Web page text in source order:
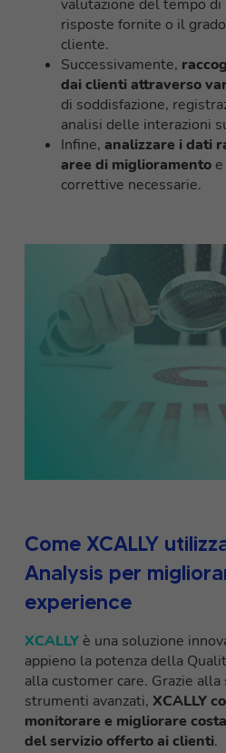
valutazione del tempo
risposte fornite o il
cliente.
Successivamente,
dai clienti attraverso
di soddisfazione,
analisi delle interazioni
Infine, analizzare i dati
aree di miglioramento
correttive necessarie.
Come XCALLY
Analysis per
experience
XCALLY è una soluzione
appieno la potenza della
alla customer care. Grazie
strumenti avanzati, XCALLY
monitorare e migliorare
del servizio offerto ai clienti.